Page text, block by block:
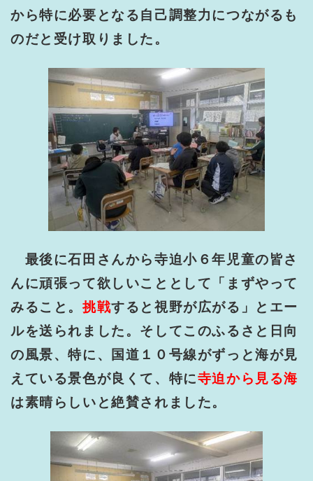
から特に必要となる自己調整力につながるも
のだと受け取りました。
最後に石田さんから寺迫小６年児童の皆さ
んに頑張って欲しいこととして「まずやって
みること。 挑戦すると視野が広がる」とエー
ルを送られました。そしてこのふるさと日向
の風景、特に、国道１０号線がずっと海が見
えている景色が良くて、特に寺迫から見る海
は素晴らしいと絶賛されました。